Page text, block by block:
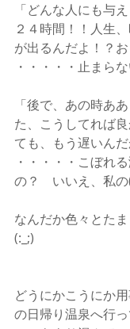
「どんな人にも与
２４時間！！人生
が出るんだよ！？お
・・・・・止まら
「後で、あの時あ
た、こうしてれば
ても、もう遅いんだ
・・・・・こぼれ
の？　いいえ、私
なんだか色々とた
(:_;)
どうにかこうにか
の日帰り温泉へ行